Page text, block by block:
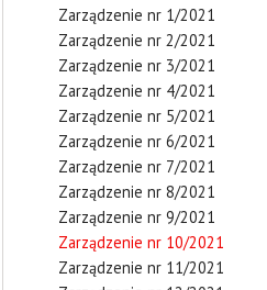
Zarządzenie nr 1/2021
Zarządzenie nr 2/2021
Zarządzenie nr 3/2021
Zarządzenie nr 4/2021
Zarządzenie nr 5/2021
Zarządzenie nr 6/2021
Zarządzenie nr 7/2021
Zarządzenie nr 8/2021
Zarządzenie nr 9/2021
Zarządzenie nr 10/2021
Zarządzenie nr 11/2021